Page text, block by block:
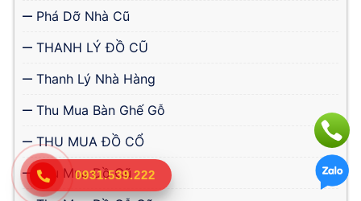
Phá Dỡ Nhà Cũ
THANH LÝ ĐỒ CŨ
Thanh Lý Nhà Hàng
Thu Mua Bàn Ghế Gỗ
THU MUA ĐỒ CỔ
Thu Mua Đồ Cũ
0931.539.222